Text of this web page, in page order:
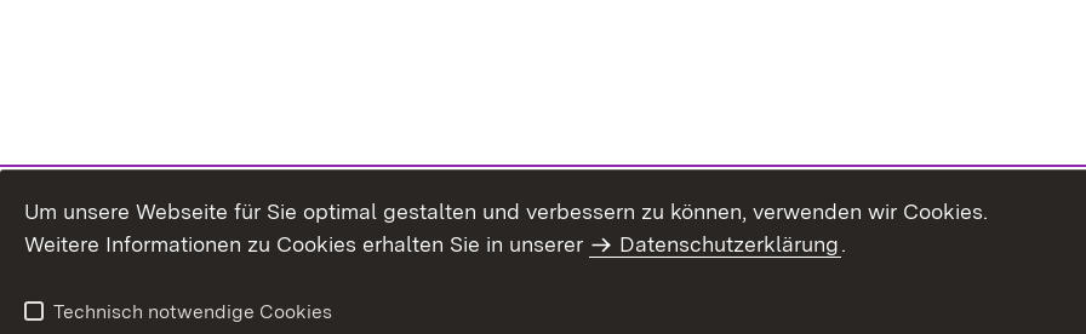
Um unsere Webseite für Sie optimal gestalten und verbessern zu können, verwenden wir Cookies.
Weitere Informationen zu Cookies erhalten Sie in unserer
Datenschutzerklärung.
Technisch notwendige Cookies